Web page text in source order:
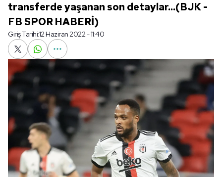
transferde yaşanan son detaylar...(BJK -
FB SPOR HABERİ)
Giriş Tarihi:12 Haziran 2022 - 11:40